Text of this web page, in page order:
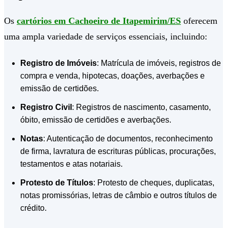
Os cartórios em Cachoeiro de Itapemirim/ES oferecem
uma ampla variedade de serviços essenciais, incluindo:
Registro de Imóveis: Matrícula de imóveis, registros de
compra e venda, hipotecas, doações, averbações e
emissão de certidões.
Registro Civil : Registros de nascimento, casamento,
óbito, emissão de certidões e averbações.
Notas: Autenticação de documentos, reconhecimento
de firma, lavratura de escrituras públicas, procurações,
testamentos e atas notariais.
Protesto de Títulos: Protesto de cheques, duplicatas,
notas promissórias, letras de câmbio e outros títulos de
crédito.